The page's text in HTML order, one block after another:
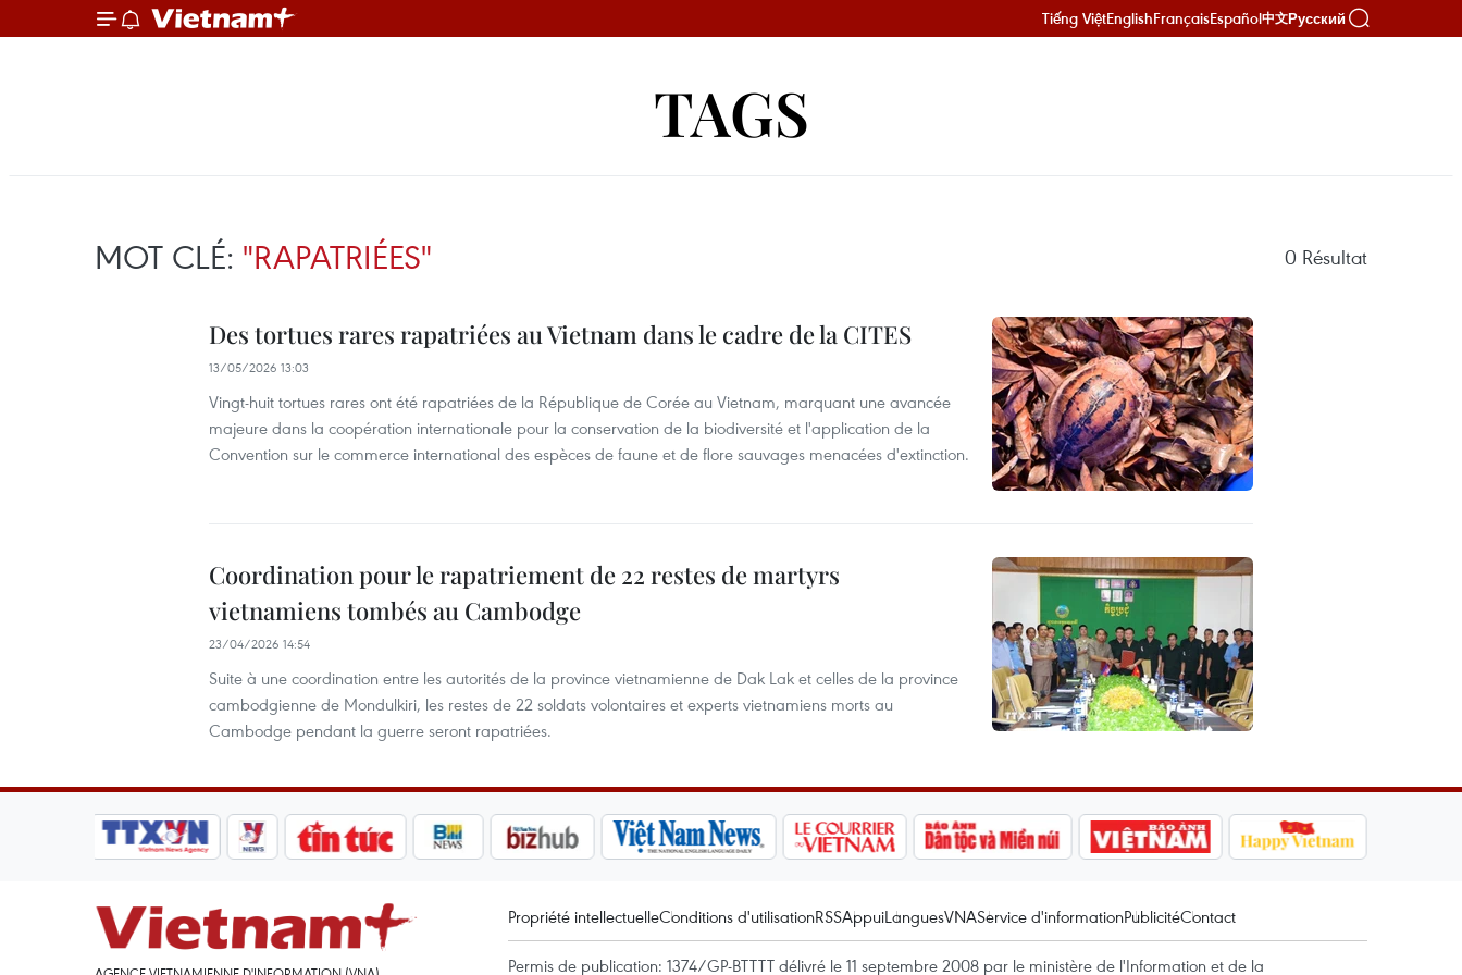
Tiếng ViệtEnglishFrançaisEspañol中文Русский
TAGS
MOT CLÉ: "RAPATRIÉES" 0 Résultat
Des tortues rares rapatriées au Vietnam dans le cadre de la CITES
13/05/2026 13:03
Vingt-huit tortues rares ont été rapatriées de la République de Corée au Vietnam, marquant une avancée
majeure dans la coopération internationale pour la conservation de la biodiversité et l'application de la
Convention sur le commerce international des espèces de faune et de flore sauvages menacées d'extinction.
Coordination pour le rapatriement de 22 restes de martyrs
vietnamiens tombés au Cambodge
23/04/2026 14:54
Suite à une coordination entre les autorités de la province vietnamienne de Dak Lak et celles de la province
cambodgienne de Mondulkiri, les restes de 22 soldats volontaires et experts vietnamiens morts au
Cambodge pendant la guerre seront rapatriées.
Propriété intellectuelleConditions d'utilisationRSSAppuiLanguesVNAService d'informationPublicitéContact
Permis de publication: 1374/GP-BTTTT délivré le 11 septembre 2008 par le ministère de l'Information et de la